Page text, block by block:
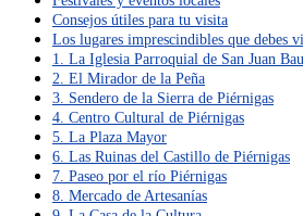
Consejos útiles para tu visita
Los lugares imprescindibles que debes
1. La Iglesia Parroquial de San Juan
2. El Mirador de la Peña
3. Sendero de la Sierra de Piérnigas
4. Centro Cultural de Piérnigas
5. La Plaza Mayor
6. Las Ruinas del Castillo de Piérnigas
7. Paseo por el río Piérnigas
8. Mercado de Artesanías